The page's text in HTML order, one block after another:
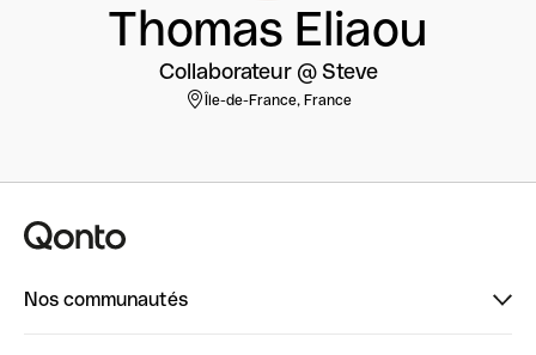
Thomas Eliaou
Collaborateur @ Steve
Île-de-France, France
Nos communautés